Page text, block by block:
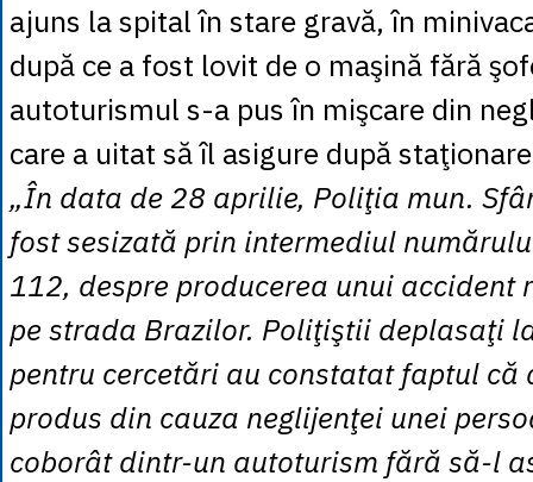
= 1.1646
1 RSD= 0.0425
1 RUB= 0.0530
1 SEK= 0.4526
1 TRY= 0.1141
1 UAH= 0.1048
1 XDR = 5.9383
1 ZAR= 0.2318
ajuns la spital în stare gravă, în
după ce a fost lovit de o maşină fără
autoturismul s-a pus în mişcare din
care a uitat să îl asigure după
„În data de 28 aprilie, Poliţia mun.
fost sesizată prin intermediul
112, despre producerea unui accident
pe strada Brazilor. Poliţiştii deplasaţi
pentru cercetări au constatat faptul că
produs din cauza neglijenţei unei
coborât dintr-un autoturism fără să-l